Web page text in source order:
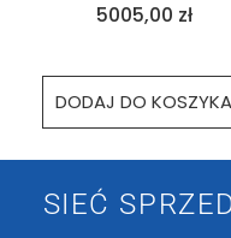
5005,00 zł
DODAJ DO KOSZYKA
SIEĆ